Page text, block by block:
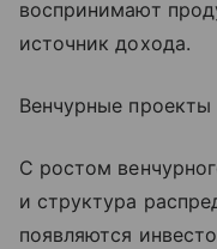
воспринимают
источник дохода.
Венчурные
С ростом
и структура
появляются